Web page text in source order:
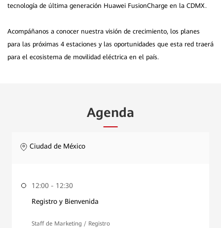
tecnología de última generación Huawei FusionCharge en la CDMX.
Acompáñanos a conocer nuestra visión de crecimiento, los planes
para las próximas 4 estaciones y las oportunidades que esta red traerá
para el ecosistema de movilidad eléctrica en el país.
Agenda
Ciudad de México
12:00 - 12:30
Registro y Bienvenida
Staff de Marketing / Registro